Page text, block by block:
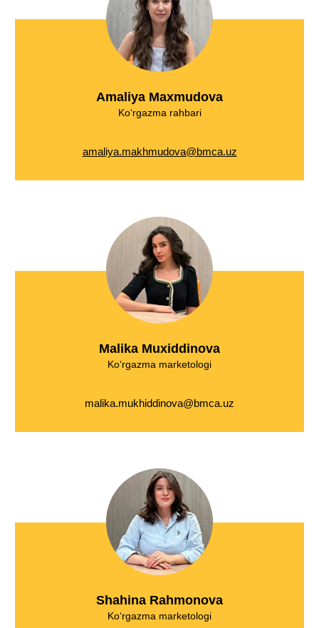
Amaliya Maxmudova
Ko‘rgazma rahbari
amaliya.makhmudova@bmca.uz
Malika Muxiddinova
Ko‘rgazma marketologi
malika.mukhiddinova@bmca.uz
Shahina Rahmonova
Ko‘rgazma marketologi